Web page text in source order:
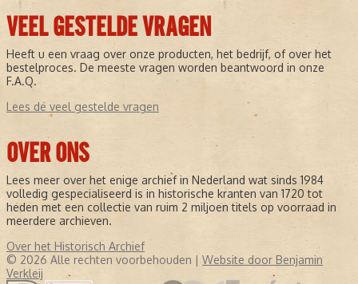
VEEL GESTELDE VRAGEN
Heeft u een vraag over onze producten, het bedrijf, of over het
bestelproces. De meeste vragen worden beantwoord in onze
F.A.Q.
Lees de veel gestelde vragen
OVER ONS
Lees meer over het enige archief in Nederland wat sinds 1984
volledig gespecialiseerd is in historische kranten van 1720 tot
heden met een collectie van ruim 2 miljoen titels op voorraad in
meerdere archieven.
Over het Historisch Archief
© 2026 Alle rechten voorbehouden | Website door Benjamin
Verkleij